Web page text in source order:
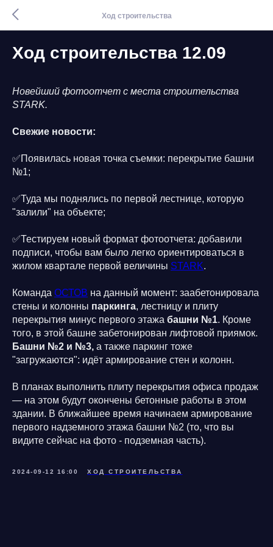
Ход строительства
Ход строительства 12.09
Новейший фотоотчет с места строительства
STARK.
Свежие новости:
✅Появилась новая точка съемки: перекрытие башни
№1;
✅Туда мы поднялись по первой лестнице, которую
"залили" на объекте;
✅Тестируем новый формат фотоотчета: добавили
подписи, чтобы вам было легко ориентироваться в
жилом квартале первой величины STARK.
Команда ОСТОВ на данный момент: заабетонировала
стены и колонны паркинга, лестницу и плиту
перекрытия минус первого этажа башни №1. Кроме
того, в этой башне забетонирован лифтовой приямок.
Башни №2 и №3, а также паркинг тоже
"загружаются": идёт армирование стен и колонн.
В планах выполнить плиту перекрытия офиса продаж
— на этом будут окончены бетонные работы в этом
здании. В ближайшее время начинаем армирование
первого надземного этажа башни №2 (то, что вы
видите сейчас на фото - подземная часть).
2024-09-12 16:00 ХОД СТРОИТЕЛЬСТВА